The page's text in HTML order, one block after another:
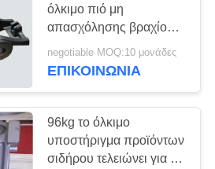
όλκιμο πιό μη
απασχόλησης βραχίονα
προϊόντων σιδήρου
χωρίς περιβαλλοντική
negotiable MOQ:10 μονάδες
ΕΠΙΚΟΙΝΩΝΊΑ
96kg το όλκιμο
υποστήριγμα προϊόντων
σιδήρου τελειώνει για τα